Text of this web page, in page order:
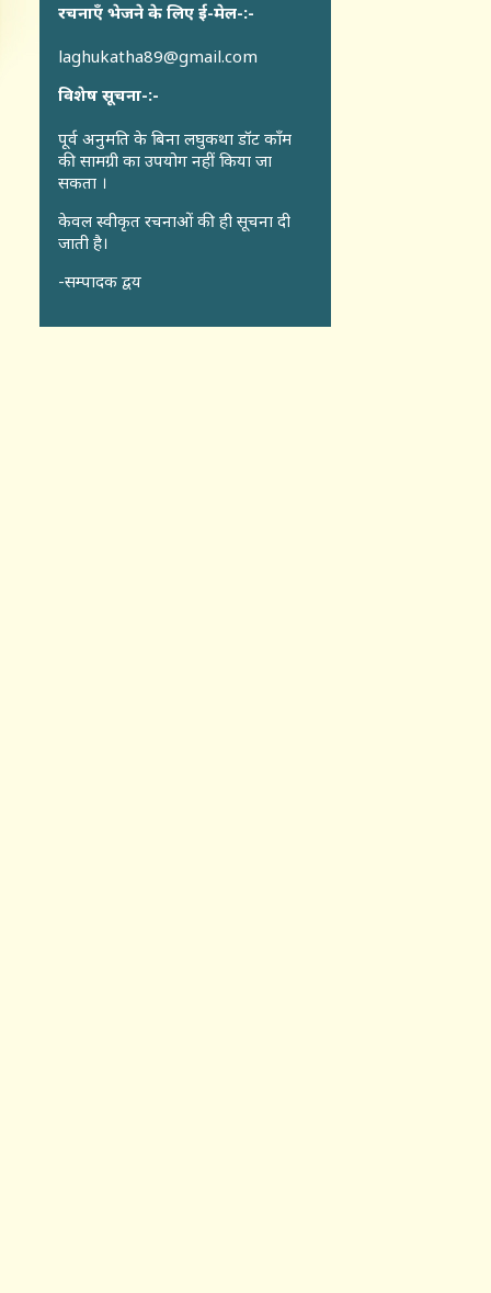
रचनाएँ भेजने के लिए ई-मेल-:-
laghukatha89@gmail.com
विशेष सूचना-:-
पूर्व अनुमति के बिना लघुकथा डॉट कॉंम
की सामग्री का उपयोग नहीं किया जा
सकता ।
केवल स्वीकृत रचनाओं की ही सूचना दी
जाती है।
-सम्पादक द्वय